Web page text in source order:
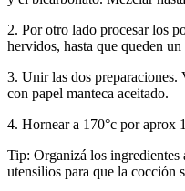
2. Por otro lado procesar los
hervidos, hasta que queden un
3. Unir las dos preparaciones.
con papel manteca aceitado.
4. Hornear a 170°c por aprox
Tip: Organizá los ingredientes
utensilios para que la cocción